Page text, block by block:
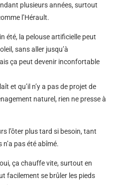
plusieurs années, surtout
l’Hérault.
été, la pelouse artificielle peut
sans aller jusqu’à
ça peut devenir inconfortable
et qu’il n’y a pas de projet de
naturel, rien ne presse à
l’ôter plus tard si besoin, tant
pas été abîmé.
ça chauffe vite, surtout en
facilement se brûler les pieds